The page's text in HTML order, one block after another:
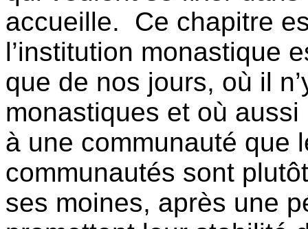
accueille.
Ce chapitre
l’institution monastique
que de nos jours, où il
monastiques et où
à une communauté que
communautés sont
ses moines, après une